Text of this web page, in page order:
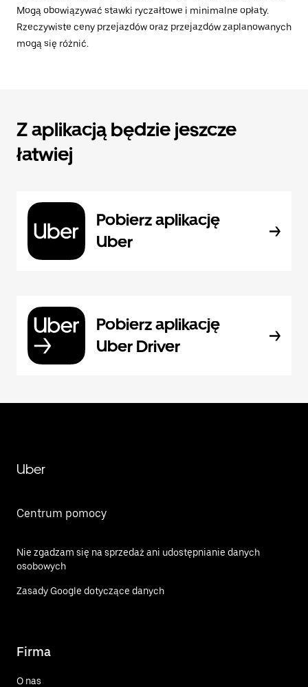
Mogą obowiązywać stawki ryczałtowe i minimalne opłaty.
Rzeczywiste ceny przejazdów oraz przejazdów zaplanowanych
mogą się różnić.
Z aplikacją będzie jeszcze
łatwiej
Pobierz aplikację
Uber
Pobierz aplikację
Uber Driver
Uber
Centrum pomocy
Nie zgadzam się na sprzedaż ani udostępnianie danych
osobowych
Zasady Google dotyczące danych
Firma
O nas